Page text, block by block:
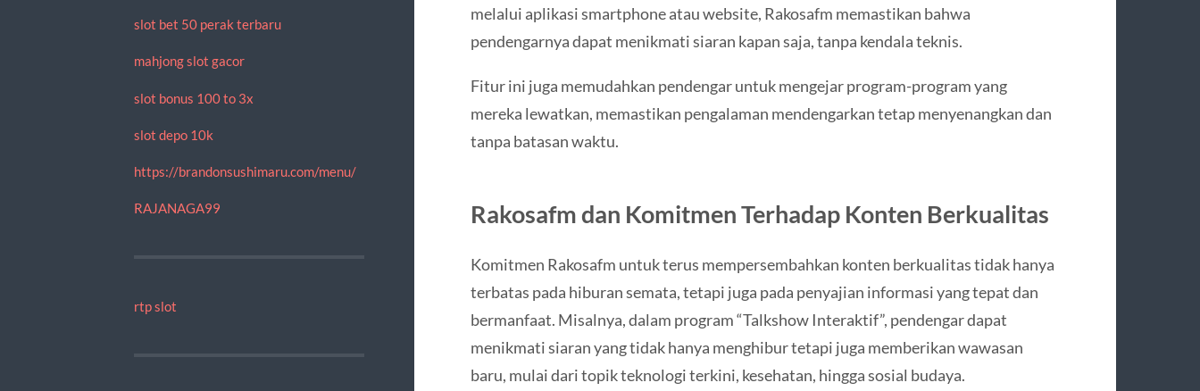
slot bet 50 perak terbaru
mahjong slot gacor
slot bonus 100 to 3x
slot depo 10k
https://brandonsushimaru.com/menu/
RAJANAGA99
rtp slot
melalui aplikasi smartphone atau website, Rakosafm memastikan bahwa
pendengarnya dapat menikmati siaran kapan saja, tanpa kendala teknis.
Fitur ini juga memudahkan pendengar untuk mengejar program-program yang
mereka lewatkan, memastikan pengalaman mendengarkan tetap menyenangkan dan
tanpa batasan waktu.
Rakosafm dan Komitmen Terhadap Konten Berkualitas
Komitmen Rakosafm untuk terus mempersembahkan konten berkualitas tidak hanya
terbatas pada hiburan semata, tetapi juga pada penyajian informasi yang tepat dan
bermanfaat. Misalnya, dalam program “Talkshow Interaktif”, pendengar dapat
menikmati siaran yang tidak hanya menghibur tetapi juga memberikan wawasan
baru, mulai dari topik teknologi terkini, kesehatan, hingga sosial budaya.